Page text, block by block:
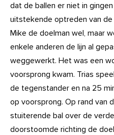
dat de ballen er niet in
uitstekende optreden van de
Mike de doelman wel, maar
enkele anderen de lijn al
weggewerkt. Het was een
voorsprong kwam. Trias
de tegenstander en na 25
op voorsprong. Op rand van
stuiterende bal over de
doorstoomde richting de